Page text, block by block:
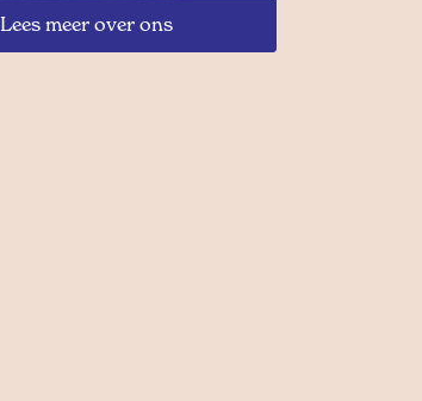
Lees meer over ons